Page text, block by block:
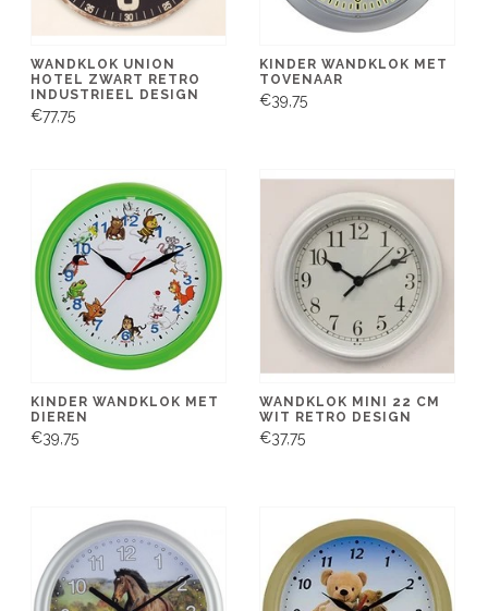
WANDKLOK UNION
HOTEL ZWART RETRO
INDUSTRIEEL DESIGN
€77,75
KINDER WANDKLOK MET
TOVENAAR
€39,75
KINDER WANDKLOK MET
DIEREN
€39,75
WANDKLOK MINI 22 CM
WIT RETRO DESIGN
€37,75